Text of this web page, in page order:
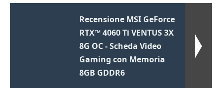
Recensione MSI GeForce
RTX™ 4060 Ti VENTUS 3X
8G OC - Scheda Video
Gaming con Memoria
8GB GDDR6